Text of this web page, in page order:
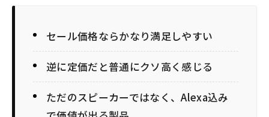
セール価格ならかなり満足しやすい
逆に定価だと普通にクソ高く感じる
ただのスピーカーではなく、Alexa込み